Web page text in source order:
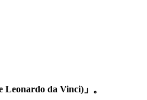
Leonardo da Vinci)」。